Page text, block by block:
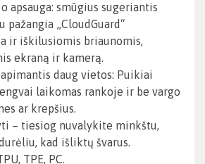
apsauga: smūgius sugeriantis
pažangia „CloudGuard“
ir iškilusiomis briaunomis,
ekraną ir kamerą.
daug vietos: Puikiai
laikomas rankoje ir be vargo
ar krepšius.
– tiesiog nuvalykite minkštu,
kad išliktų švarus.
TPE, PC.